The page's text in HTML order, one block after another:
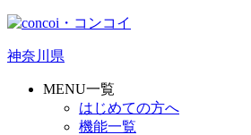
神奈川県
MENU一覧
はじめての方へ
機能一覧